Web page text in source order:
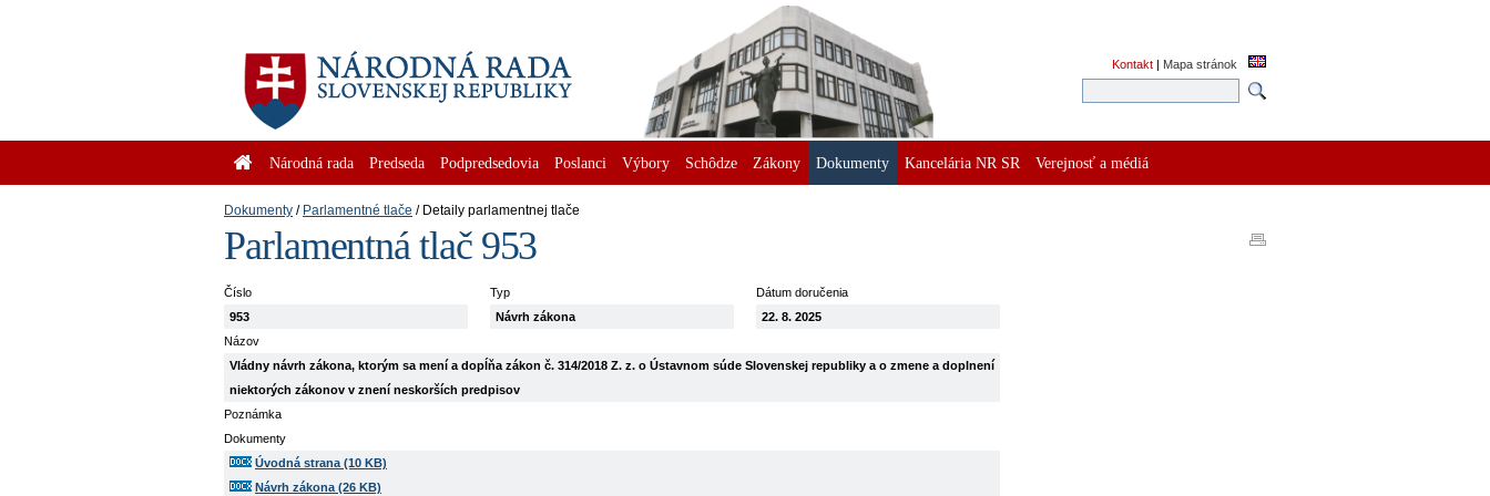
Kontakt | Mapa stránok
Národná rada Predseda Podpredsedovia Poslanci Výbory Schôdze Zákony Dokumenty Kancelária NR SR Verejnosť a médiá
Dokumenty Parlamentné tlače Detaily parlamentnej tlače
Parlamentná tlač 953
Číslo
953
Typ
Návrh zákona
Dátum doručenia
22. 8. 2025
Názov
Vládny návrh zákona, ktorým sa mení a dopĺňa zákon č. 314/2018 Z. z. o Ústavnom súde Slovenskej republiky a o zmene a doplnení
niektorých zákonov v znení neskorších predpisov
Poznámka
Dokumenty
Úvodná strana (10 KB)
Návrh zákona (26 KB)